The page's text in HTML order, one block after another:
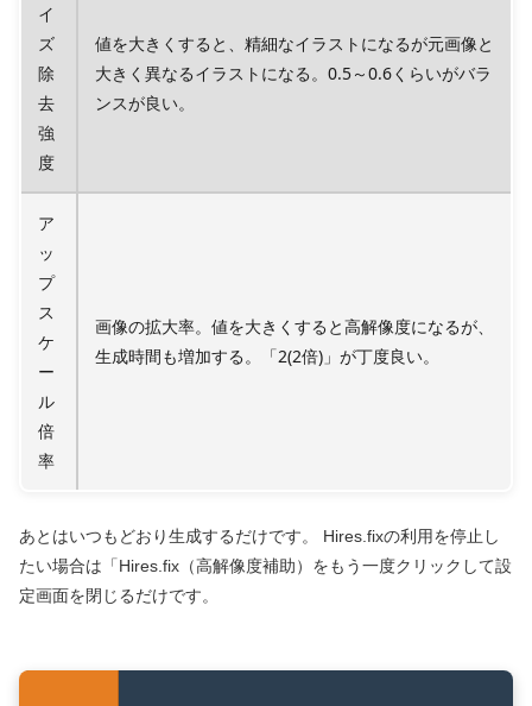
イ
ズ
除
去
強
度
値を大きくすると、精細なイラストになるが元画像と
大きく異なるイラストになる。0.5～0.6くらいがバラ
ンスが良い。
ア
ッ
プ
ス
ケ
ー
ル
倍
率
画像の拡大率。値を大きくすると高解像度になるが、
生成時間も増加する。「2(2倍)」が丁度良い。
あとはいつもどおり生成するだけです。 Hires.fixの利用を停止し
たい場合は「Hires.fix（高解像度補助）をもう一度クリックして設
定画面を閉じるだけです。